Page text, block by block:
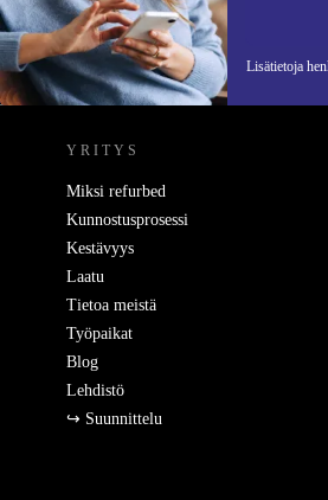
Lisätietoja
REFURBED SUOMI -
YRITYS
Miksi refurbed
Kunnostusprosessi
Kestävyys
Laatu
Tietoa meistä
Työpaikat
Blog
Lehdistö
↪ Suunnittelu